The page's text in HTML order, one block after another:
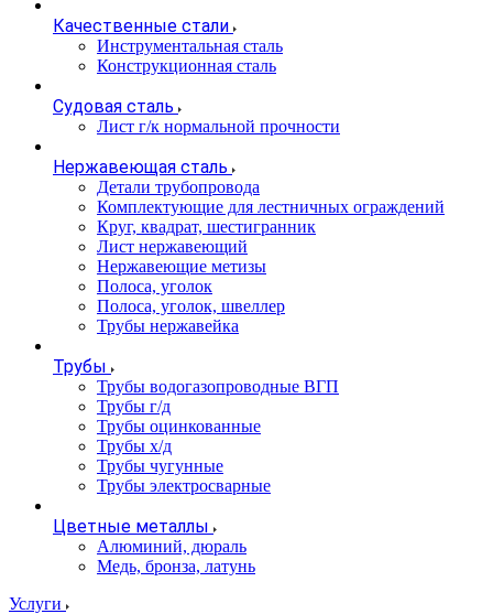
Качественные стали
Инструментальная сталь
Конструкционная сталь
Судовая сталь
Лист г/к нормальной прочности
Нержавеющая сталь
Детали трубопровода
Комплектующие для лестничных ограждений
Круг, квадрат, шестигранник
Лист нержавеющий
Нержавеющие метизы
Полоса, уголок
Полоса, уголок, швеллер
Трубы нержавейка
Трубы
Трубы водогазопроводные ВГП
Трубы г/д
Трубы оцинкованные
Трубы х/д
Трубы чугунные
Трубы электросварные
Цветные металлы
Алюминий, дюраль
Медь, бронза, латунь
Услуги